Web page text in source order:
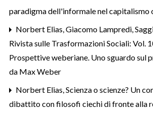
paradigma dell'informale nel capitalismo
Norbert Elias, Giacomo Lampredi,
Rivista sulle Trasformazioni Sociali: Vol.
Prospettive weberiane. Uno sguardo sul
da Max Weber
Norbert Elias,Scienza o scienze? Un
dibattito con filosofi ciechi di fronte alla